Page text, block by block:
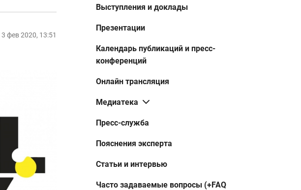
3 фев 2020, 13:51
Выступления и доклады
Презентации
Календарь публикаций и пресс-
конференций
Онлайн трансляция
Медиатека
Пресс-служба
Пояснения эксперта
Статьи и интервью
Часто задаваемые вопросы (+FAQ